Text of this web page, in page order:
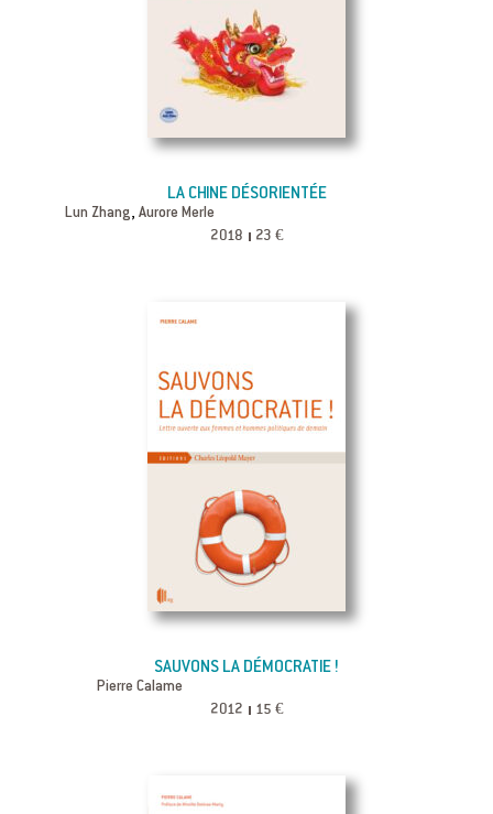
LA CHINE DÉSORIENTÉE
Lun Zhang, Aurore Merle
2018 23 €
SAUVONS LA DÉMOCRATIE !
Pierre Calame
2012 15 €